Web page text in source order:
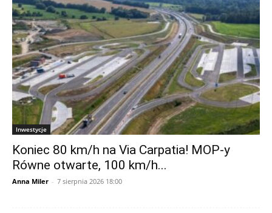
Inwestycje
Koniec 80 km/h na Via Carpatia! MOP-y
Równe otwarte, 100 km/h...
Anna Miler - 7 sierpnia 2026 18:00